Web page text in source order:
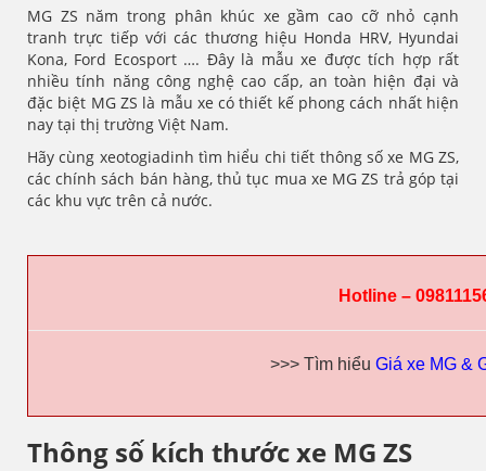
MG ZS năm trong phân khúc xe gầm cao cỡ nhỏ cạnh
tranh trực tiếp với các thương hiệu Honda HRV, Hyundai
Kona, Ford Ecosport …. Đây là mẫu xe được tích hợp rất
nhiều tính năng công nghệ cao cấp, an toàn hiện đại và
đặc biệt MG ZS là mẫu xe có thiết kế phong cách nhất hiện
nay tại thị trường Việt Nam.
Hãy cùng xeotogiadinh tìm hiểu chi tiết thông số xe MG ZS,
các chính sách bán hàng, thủ tục mua xe MG ZS trả góp tại
các khu vực trên cả nước.
Hotline –
>>> Tìm hiểu Giá xe MG &
Thông số kích thước xe MG ZS